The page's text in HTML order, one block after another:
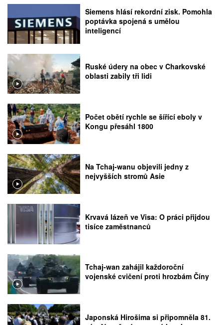
Siemens hlásí rekordní zisk. Pomohla
poptávka spojená s umělou
inteligencí
Ruské údery na obec v Charkovské
oblasti zabily tři lidi
Počet obětí rychle se šířící eboly v
Kongu přesáhl 1800
Na Tchaj-wanu objevili jedny z
nejvyšších stromů Asie
Krvavá lázeň ve Visa: O práci přijdou
tisíce zaměstnanců
Tchaj-wan zahájil každoroční
vojenské cvičení proti hrozbám Číny
Japonská Hirošima si připomněla 81.